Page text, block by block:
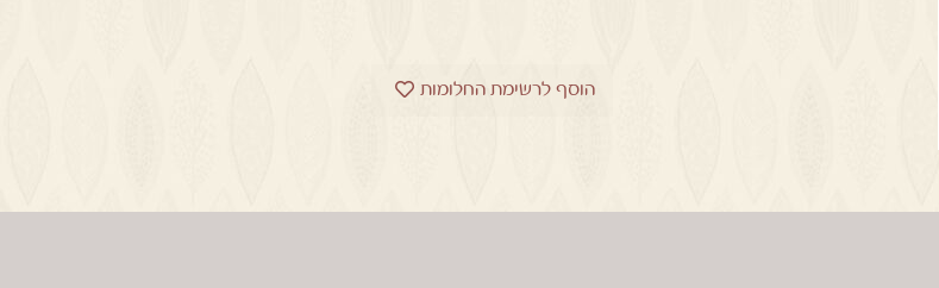
הוסף לרשימת החלומות